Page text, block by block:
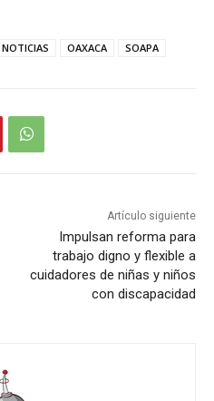
NOTICIAS OAXACA SOAPA
Artículo siguiente
Impulsan reforma para
trabajo digno y flexible a
cuidadores de niñas y niños
con discapacidad